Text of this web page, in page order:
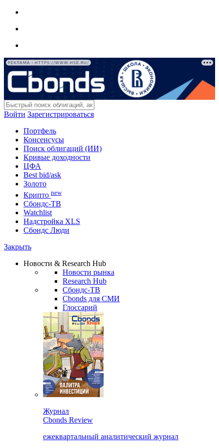
РЕКЛАМА • HTTPS://WWW.HSE.RU/
Войти Зарегистрироваться
Портфель
Консенсусы
Поиск облигаций (ИИ)
Кривые доходности
ЦФА
Best bid/ask
Золото
Крипто new
Сбондс-ТВ
Watchlist
Надстройка XLS
Сбондс Люди
Закрыть
Новости & Research Hub
Новости рынка
Research Hub
Сбондс-ТВ
Cbonds для СМИ
Глоссарий
Журнал
Cbonds Review
ежеквартальный аналитический журнал